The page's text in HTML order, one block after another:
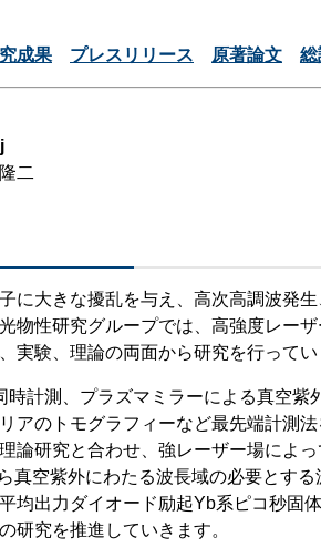
反マネジメント規程
に関する情報
本部
成果 プレスリリース 原著論文 総
二
に大きな擾乱を与え、高次高調波発
物性研究グループでは、高強度レー
実験、理論の両面から研究を行ってい
計測、プラズマミラーによる真空
アのトモグラフィーなど最先端計測
論研究と合わせ、強レーザー場によ
真空紫外にわたる波長域の必要とす
均出力ダイオード励起Yb系ピコ秒固
研究を推進していきます。